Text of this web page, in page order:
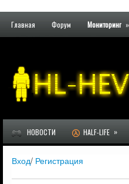
Главная Форум Мониторинг »
НОВОСТИ HALF-LIFE »
Вход/ Регистрация